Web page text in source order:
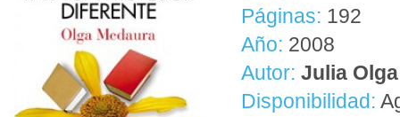
Páginas: 192
Año: 2008
Autor: Julia
Disponibilidad: